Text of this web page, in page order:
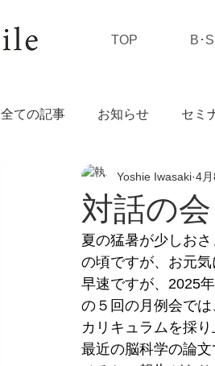
TOP B･
全ての記事 お知らせ セミ
私の独り言
対話の会
Yoshie Iwasaki 4
夏の猛暑が少しお
の頃ですが、お元
早速ですが、2025
の５回の月例会で
カリキュラムを採
最近の脳科学の論